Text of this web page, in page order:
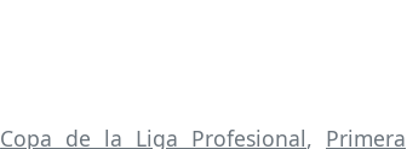
Copa de la Liga Profesional, Primera